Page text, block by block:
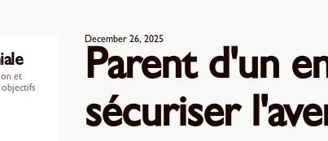
et
December 26, 2025
Parent d'un
sécuriser